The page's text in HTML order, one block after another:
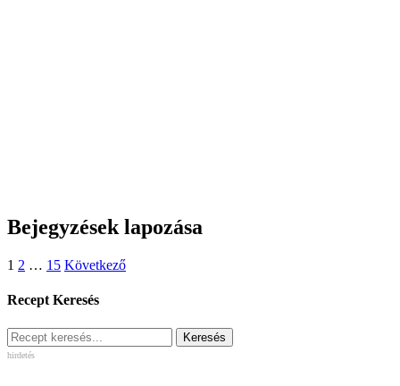
Bejegyzések lapozása
1 2 … 15 Következő
Recept Keresés
hirdetés